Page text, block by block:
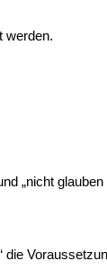
werden.
„nicht glauben
die